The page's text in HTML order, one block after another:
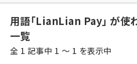
ツ
ai (2504)
iot女子会 (2290)
用語「LianLian Pay」 が使
一覧
全 1 記事中 1 ～ 1 を表示中